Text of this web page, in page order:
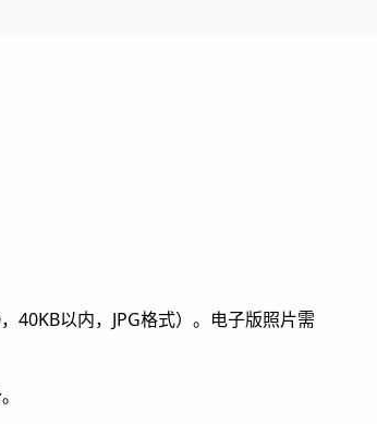
40KB以内，JPG格式）。电子版照片需